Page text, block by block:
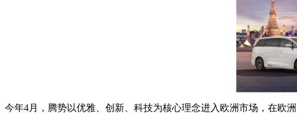
今年4月，腾势以优雅、创新、科技为核心理念进入欧洲市场，在欧